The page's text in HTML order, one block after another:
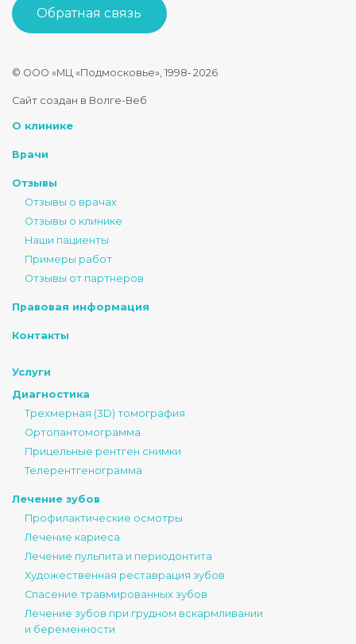
Обратная связь
© ООО «МЦ «Подмосковье», 1998‑ 2026
Стоматология Подмосковье
+7 4852 74-45-45
Сайт создан в Волге-Веб
О клинике
Врачи
Отзывы
Отзывы о врачах
Отзывы о клинике
Наши пациенты
Примеры работ
Отзывы от партнеров
Правовая информация
Контакты
Услуги
Диагностика
Трехмерная (3D) томография
Ортопантомограмма
Прицельные рентген снимки
Телерентгенограмма
Лечение зубов
Профилактические осмотры
Лечение кариеса
Лечение пульпита и периодонтита
Художественная реставрация зубов
Спасение травмированных зубов
Лечение зубов при грудном вскармливании
и беременности